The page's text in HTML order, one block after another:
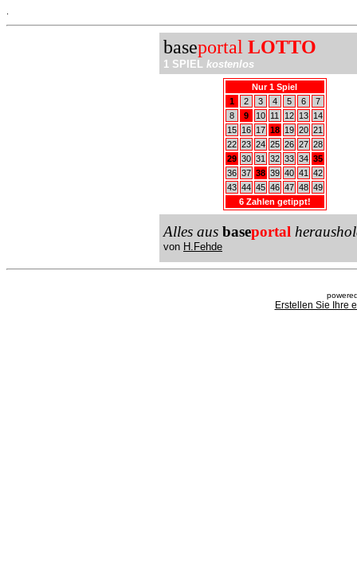
baseportal LOTTO
1 SPIEL kostenlos
Nur 1 Spiel
1
2 3 4 5 6
7
8
9 10 11 12 13
14
15
16 17 18 19 20 21
22 23 24 25 26 27 28
29 30 31 32 33 34 35
36 37 38 39 40 41
42
43 44 45 46 47 48 49
6 Zahlen getippt!
Alles aus baseportal
von H.Fehde
Erstellen Sie Ihre